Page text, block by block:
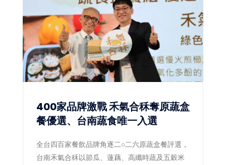
400家品牌激戰 禾氣合秝奪原蔬盒
餐優選、台南蔬食唯一入選
全台四百家餐飲品牌角逐二○二六原蔬盒餐評選，
台南禾氣合秝以節瓜、蓮藕、高纖時蔬及五穀米